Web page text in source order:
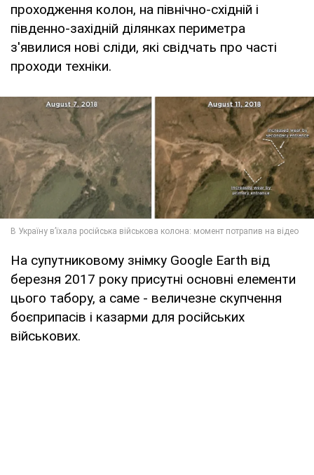
проходження колон, на північно-східній і
південно-західній ділянках периметра
з'явилися нові сліди, які свідчать про часті
проходи техніки.
На супутниковому знімку Google Earth від
березня 2017 року присутні основні елементи
цього табору, а саме - величезне скупчення
боєприпасів і казарми для російських
військових.